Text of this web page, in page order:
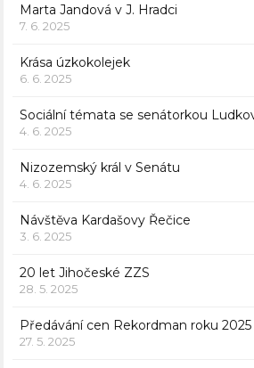
Marta Jandová v J. Hradci
7. 6. 2025
Krása úzkokolejek
6. 6. 2025
Sociální témata se senátorkou
4. 6. 2025
Nizozemský král v Senátu
4. 6. 2025
Návštěva Kardašovy Řečice
3. 6. 2025
20 let Jihočeské ZZS
28. 5. 2025
Předávání cen Rekordman roku 2025
27. 5. 2025